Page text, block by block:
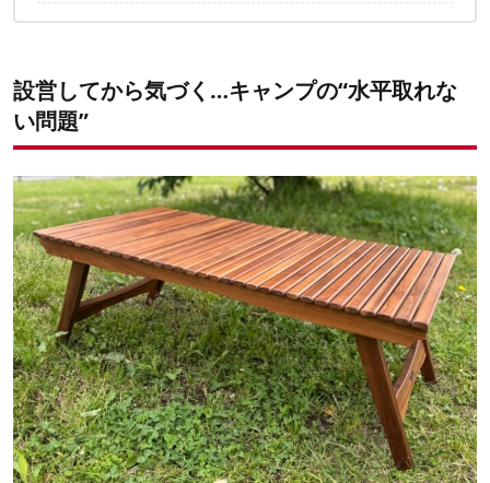
設営してから気づく…キャンプの“水平取れな
い問題”